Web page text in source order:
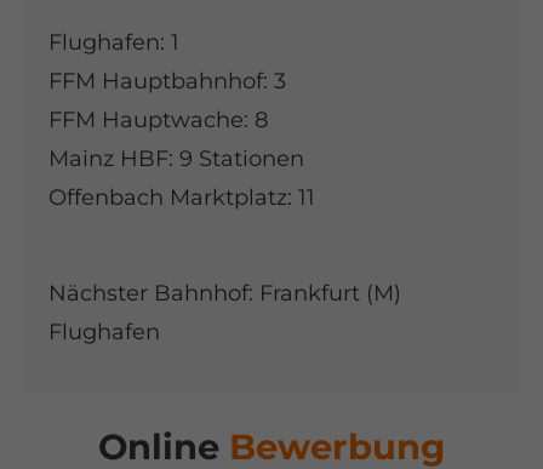
Flughafen: 1
FFM Hauptbahnhof: 3
FFM Hauptwache: 8
Mainz HBF: 9 Stationen
Offenbach Marktplatz: 11
Nächster Bahnhof: Frankfurt (M)
Flughafen
Online Bewerbung